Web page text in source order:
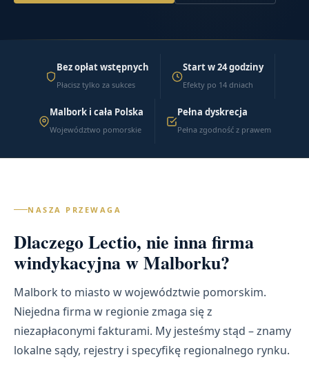
Bez opłat wstępnych
Płacisz tylko za sukces
Start w 24 godziny
Efekty po 14 dniach
Malbork i cała Polska
Województwo pomorskie
Pełna dyskrecja
Pełna zgodność z prawem
NASZA PRZEWAGA
Dlaczego Lectio, nie inna firma
windykacyjna w Malborku?
Malbork to miasto w województwie pomorskim.
Niejedna firma w regionie zmaga się z
niezapłaconymi fakturami. My jesteśmy stąd – znamy
lokalne sądy, rejestry i specyfikę regionalnego rynku.